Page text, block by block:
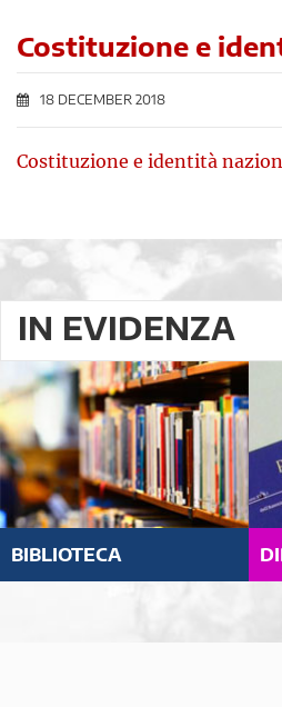
Costituzione e
18 DECEMBER 2018
Costituzione e identità
IN EVIDENZA
BIBLIOTECA